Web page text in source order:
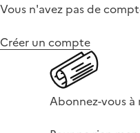
Vous n'avez pas de
Créer un compte
Abonnez-vous